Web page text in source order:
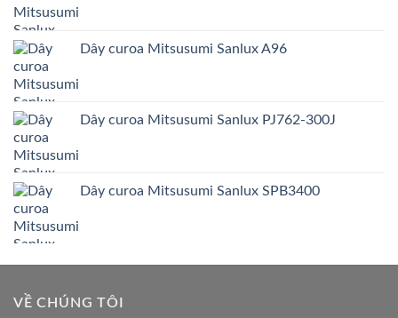
Dây curoa Mitsusumi Sanlux A96
Dây curoa Mitsusumi Sanlux PJ762-300J
Dây curoa Mitsusumi Sanlux SPB3400
VỀ CHÚNG TÔI